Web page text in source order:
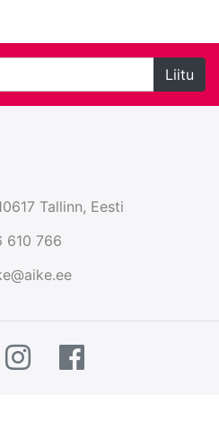
Liitu
Tallinn, Eesti
610 766